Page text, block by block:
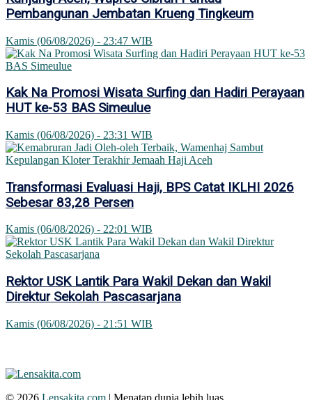
Pembangunan Jembatan Krueng Tingkeum
Kamis (06/08/2026) - 23:47 WIB
Kak Na Promosi Wisata Surfing dan Hadiri Perayaan
HUT ke-53 BAS Simeulue
Kamis (06/08/2026) - 23:31 WIB
Transformasi Evaluasi Haji, BPS Catat IKLHI 2026
Sebesar 83,28 Persen
Kamis (06/08/2026) - 22:01 WIB
Rektor USK Lantik Para Wakil Dekan dan Wakil
Direktur Sekolah Pascasarjana
Kamis (06/08/2026) - 21:51 WIB
© 2026 Lensakita.com | Menatap dunia lebih luas.